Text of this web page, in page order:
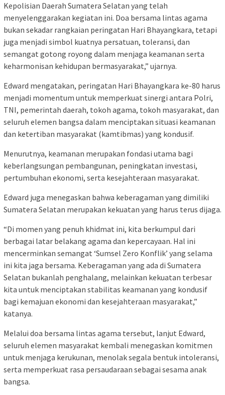
Kepolisian Daerah Sumatera Selatan yang telah
menyelenggarakan kegiatan ini. Doa bersama lintas agama
bukan sekadar rangkaian peringatan Hari Bhayangkara, tetapi
juga menjadi simbol kuatnya persatuan, toleransi, dan
semangat gotong royong dalam menjaga keamanan serta
keharmonisan kehidupan bermasyarakat,” ujarnya.
Edward mengatakan, peringatan Hari Bhayangkara ke-80 harus
menjadi momentum untuk memperkuat sinergi antara Polri,
TNI, pemerintah daerah, tokoh agama, tokoh masyarakat, dan
seluruh elemen bangsa dalam menciptakan situasi keamanan
dan ketertiban masyarakat (kamtibmas) yang kondusif.
Menurutnya, keamanan merupakan fondasi utama bagi
keberlangsungan pembangunan, peningkatan investasi,
pertumbuhan ekonomi, serta kesejahteraan masyarakat.
Edward juga menegaskan bahwa keberagaman yang dimiliki
Sumatera Selatan merupakan kekuatan yang harus terus dijaga.
“Di momen yang penuh khidmat ini, kita berkumpul dari
berbagai latar belakang agama dan kepercayaan. Hal ini
mencerminkan semangat ‘Sumsel Zero Konflik’ yang selama
ini kita jaga bersama. Keberagaman yang ada di Sumatera
Selatan bukanlah penghalang, melainkan kekuatan terbesar
kita untuk menciptakan stabilitas keamanan yang kondusif
bagi kemajuan ekonomi dan kesejahteraan masyarakat,”
katanya.
Melalui doa bersama lintas agama tersebut, lanjut Edward,
seluruh elemen masyarakat kembali menegaskan komitmen
untuk menjaga kerukunan, menolak segala bentuk intoleransi,
serta memperkuat rasa persaudaraan sebagai sesama anak
bangsa.